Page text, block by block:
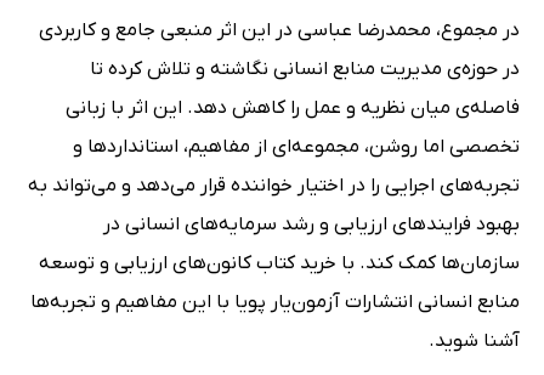
در مجموع، محمدرضا عباسی در این اثر منبعی جامع و کاربردی
در حوزه‌ی مدیریت منابع انسانی نگاشته و تلاش کرده تا
فاصله‌ی میان نظریه و عمل را کاهش دهد. این اثر با زبانی
تخصصی اما روشن، مجموعه‌ای از مفاهیم، استانداردها و
تجربه‌های اجرایی را در اختیار خواننده قرار می‌دهد و می‌تواند به
بهبود فرایندهای ارزیابی و رشد سرمایه‌های انسانی در
سازمان‌ها کمک کند. با خرید کتاب کانون‌های ارزیابی و توسعه
منابع انسانی انتشارات آزمون‌یار پویا با این مفاهیم و تجربه‌ها
آشنا شوید.